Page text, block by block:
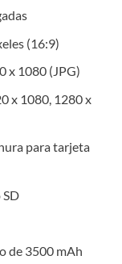
(16:9)
x 1080 (JPG)
x 1080, 1280 x
para tarjeta
de 3500 mAh